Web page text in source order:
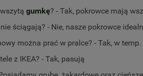
KRZESŁA GRUBY
JASNY SZARY
do koszyka
gumkę? - Tak, pokrowce mają
ściągają? - Nie, nasze pokrowce
można prać w pralce? - Tak, w temp.
z IKEA? - Tak, pasują